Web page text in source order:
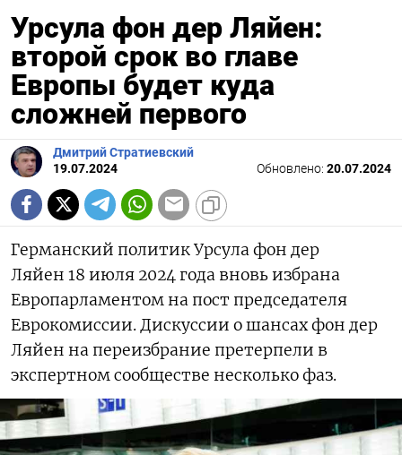
Урсула фон дер Ляйен:
второй срок во главе
Европы будет куда
сложней первого
Дмитрий Стратиевский
19.07.2024
Обновлено: 20.07.2024
Германский политик Урсула фон дер
Ляйен 18 июля 2024 года вновь избрана
Европарламентом на пост председателя
Еврокомиссии. Дискуссии о шансах фон дер
Ляйен на переизбрание претерпели в
экспертном сообществе несколько фаз.